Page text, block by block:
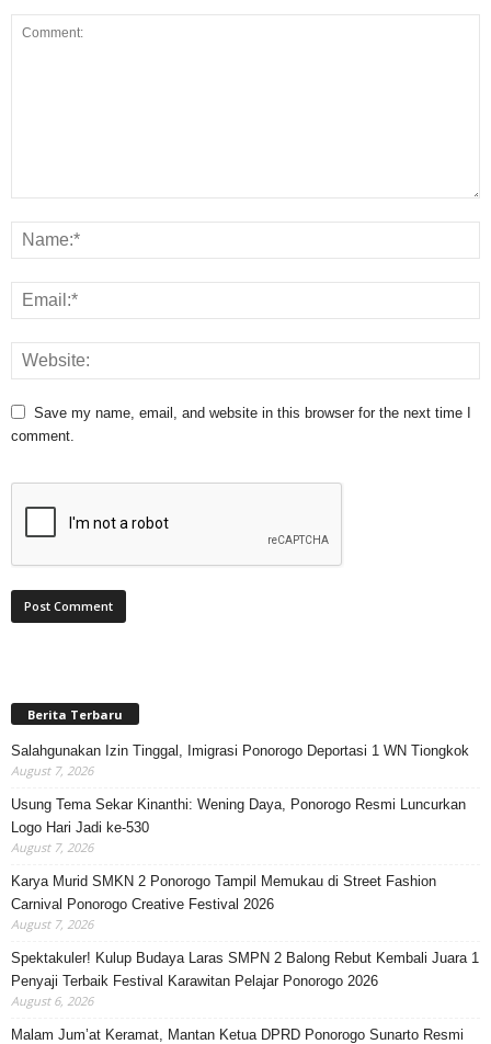
Save my name, email, and website in this browser for the next time I
comment.
Berita Terbaru
Salahgunakan Izin Tinggal, Imigrasi Ponorogo Deportasi 1 WN Tiongkok
August 7, 2026
Usung Tema Sekar Kinanthi: Wening Daya, Ponorogo Resmi Luncurkan
Logo Hari Jadi ke-530
August 7, 2026
Karya Murid SMKN 2 Ponorogo Tampil Memukau di Street Fashion
Carnival Ponorogo Creative Festival 2026
August 7, 2026
Spektakuler! Kulup Budaya Laras SMPN 2 Balong Rebut Kembali Juara 1
Penyaji Terbaik Festival Karawitan Pelajar Ponorogo 2026
August 6, 2026
Malam Jum’at Keramat, Mantan Ketua DPRD Ponorogo Sunarto Resmi